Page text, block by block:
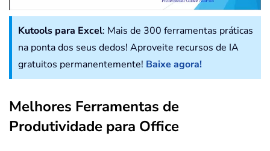
Kutools para Excel: Mais de 300 ferramentas práticas
na ponta dos seus dedos! Aproveite recursos de IA
gratuitos permanentemente! Baixe agora!
Melhores Ferramentas de
Produtividade para Office